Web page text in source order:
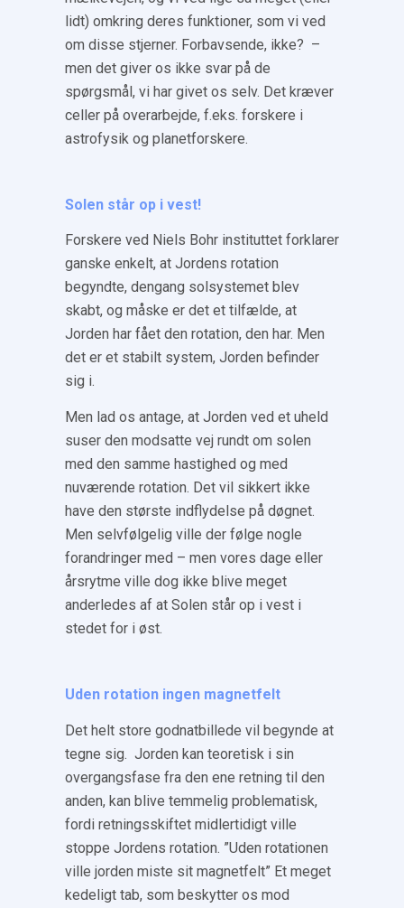
lidt) omkring deres funktioner, som vi ved
om disse stjerner. Forbavsende, ikke? –
men det giver os ikke svar på de
spørgsmål, vi har givet os selv. Det kræver
celler på overarbejde, f.eks. forskere i
astrofysik og planetforskere.
Solen står op i vest!
Forskere ved Niels Bohr instituttet forklarer
ganske enkelt, at Jordens rotation
begyndte, dengang solsystemet blev
skabt, og måske er det et tilfælde, at
Jorden har fået den rotation, den har. Men
det er et stabilt system, Jorden befinder
sig i.
Men lad os antage, at Jorden ved et uheld
suser den modsatte vej rundt om solen
med den samme hastighed og med
nuværende rotation. Det vil sikkert ikke
have den største indflydelse på døgnet.
Men selvfølgelig ville der følge nogle
forandringer med – men vores dage eller
årsrytme ville dog ikke blive meget
anderledes af at Solen står op i vest i
stedet for i øst.
Uden rotation ingen magnetfelt
Det helt store godnatbillede vil begynde at
tegne sig. Jorden kan teoretisk i sin
overgangsfase fra den ene retning til den
anden, kan blive temmelig problematisk,
fordi retningsskiftet midlertidigt ville
stoppe Jordens rotation. ”Uden rotationen
ville jorden miste sit magnetfelt” Et meget
kedeligt tab, som beskytter os mod